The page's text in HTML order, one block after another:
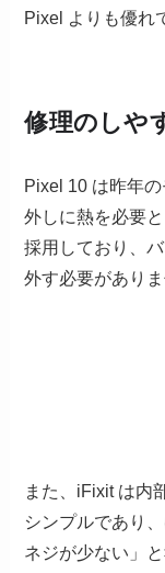
Pixel よりも優れ
修理のしや
Pixel 10 は昨年
外しに熱を必要
採用しており、
外す必要がありま
また、iFixit は内
シンプルであり
ネジが少ない」